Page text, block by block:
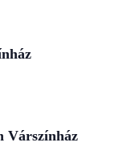
Várszínház